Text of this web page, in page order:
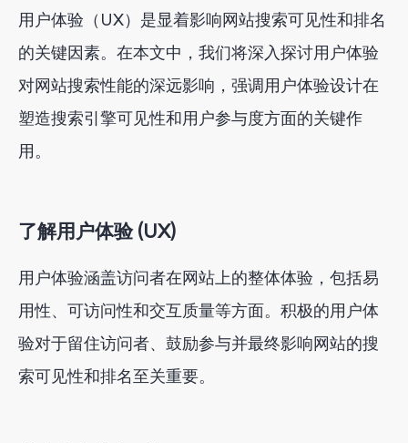
用户体验（UX）是显着影响网站搜索可见性和排名
的关键因素。在本文中，我们将深入探讨用户体验
对网站搜索性能的深远影响，强调用户体验设计在
塑造搜索引擎可见性和用户参与度方面的关键作
用。
了解用户体验 (UX)
用户体验涵盖访问者在网站上的整体体验，包括易
用性、可访问性和交互质量等方面。积极的用户体
验对于留住访问者、鼓励参与并最终影响网站的搜
索可见性和排名至关重要。